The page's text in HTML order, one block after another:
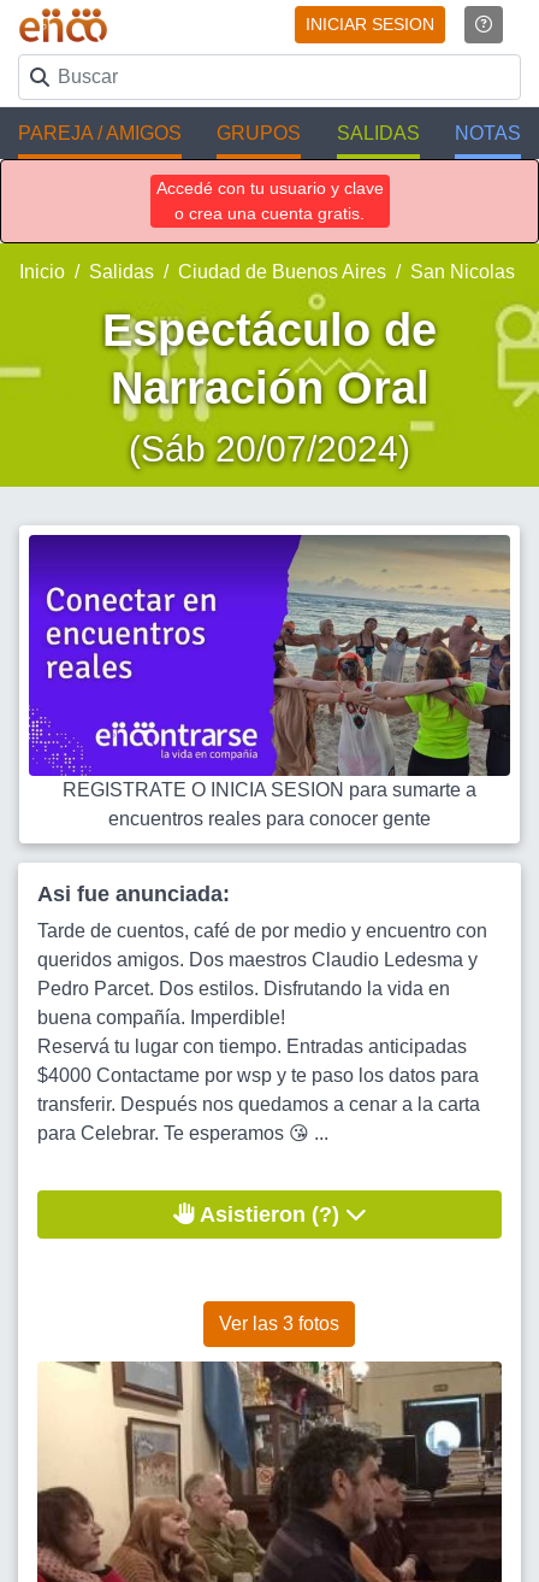
INICIAR SESION
PAREJA / AMIGOS GRUPOS SALIDAS NOTAS
Accedé con tu usuario y clave
o crea una cuenta gratis.
Inicio Salidas Ciudad de Buenos Aires San Nicolas
Espectáculo de
Narración Oral
(Sáb 20/07/2024)
REGISTRATE O INICIA SESION para sumarte a
encuentros reales para conocer gente
Asi fue anunciada:
Tarde de cuentos, café de por medio y encuentro con
queridos amigos. Dos maestros Claudio Ledesma y
Pedro Parcet. Dos estilos. Disfrutando la vida en
buena compañía. Imperdible!
Reservá tu lugar con tiempo. Entradas anticipadas
$4000 Contactame por wsp y te paso los datos para
transferir. Después nos quedamos a cenar a la carta
para Celebrar. Te esperamos 😘 ...
Asistieron (?)
Ver las 3 fotos